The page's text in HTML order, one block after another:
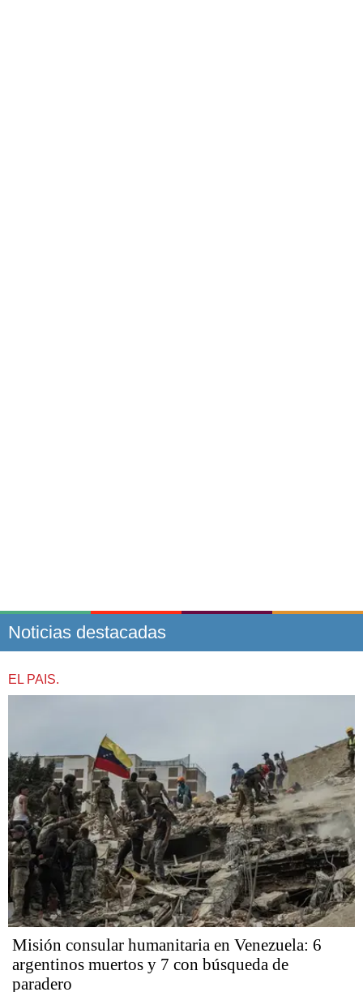
Noticias destacadas
EL PAIS.
Misión consular humanitaria en Venezuela: 6
argentinos muertos y 7 con búsqueda de
paradero